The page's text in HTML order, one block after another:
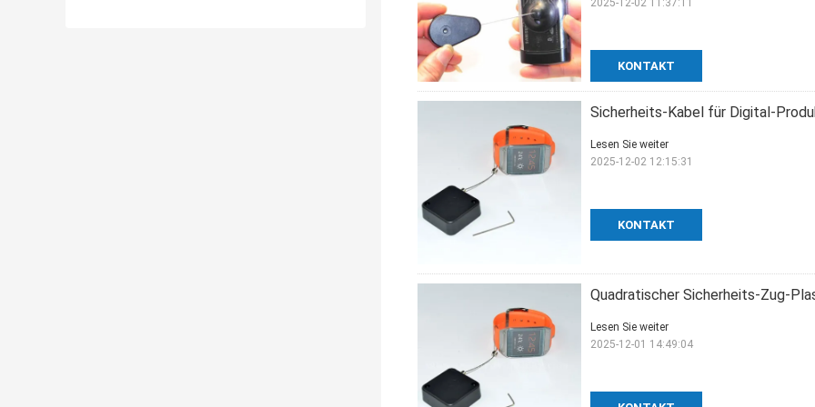
KONTAKT
2025-12-02 11:37:11
Sicherheits-Kabel für Digital-
KONTAKT
Lesen Sie weiter
2025-12-02 12:15:31
Quadratischer Sicherheits-Zug-
Lesen Sie weiter
2025-12-01 14:49:04